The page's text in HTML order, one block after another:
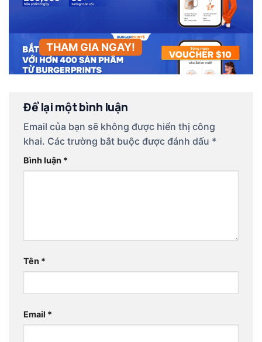
THAM GIA NGAY!
Để lại một bình luận
Email của bạn sẽ không được hiển thị công
khai. Các trường bắt buộc được đánh dấu *
Bình luận *
Tên *
Email *